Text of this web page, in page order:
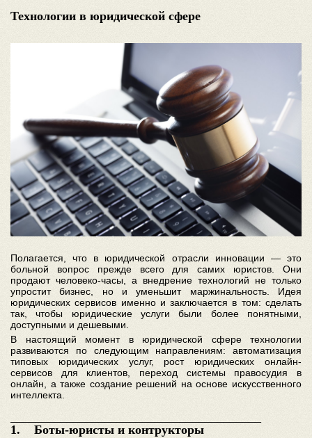
Технологии в юридической сфере
Полагается, что в юридической отрасли инновации — это
больной вопрос прежде всего для самих юристов. Они
продают человеко-часы, а внедрение технологий не только
упростит бизнес, но и уменьшит маржинальность. Идея
юридических сервисов именно и заключается в том: сделать
так, чтобы юридические услуги были более понятными,
доступными и дешевыми.
В настоящий момент в юридической сфере технологии
развиваются по следующим направлениям: автоматизация
типовых юридических услуг, рост юридических онлайн-
сервисов для клиентов, переход системы правосудия в
онлайн, а также создание решений на основе искусственного
интеллекта.
1. Боты-юристы и контрукторы